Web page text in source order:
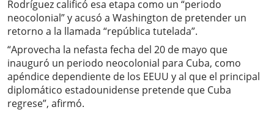
Rodríguez calificó esa etapa como un “periodo
neocolonial” y acusó a Washington de pretender un
retorno a la llamada “república tutelada”.
“Aprovecha la nefasta fecha del 20 de mayo que
inauguró un periodo neocolonial para Cuba, como
apéndice dependiente de los EEUU y al que el principal
diplomático estadounidense pretende que Cuba
regrese”, afirmó.